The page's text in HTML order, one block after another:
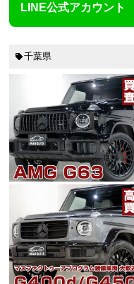
LINE公式アカウント
千葉県